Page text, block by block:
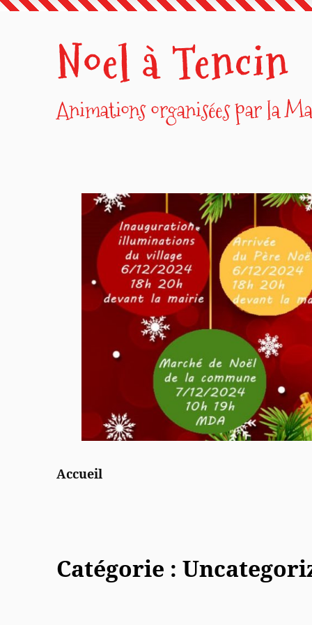
Noel à Tencin
Animations organisées par la
Accueil
Inscription marché de
Noël
Catégorie :